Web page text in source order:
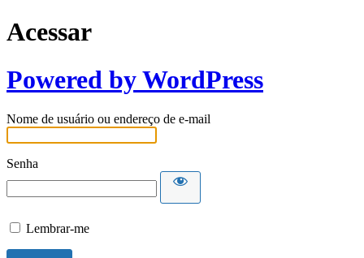
Acessar
Powered by WordPress
Nome de usuário ou endereço de e-mail
Senha
Lembrar-me